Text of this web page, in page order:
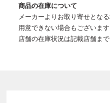
商品の在庫について
メーカーよりお取り寄せとな
用意できない場合もございます
店舗の在庫状況は記載店舗まで